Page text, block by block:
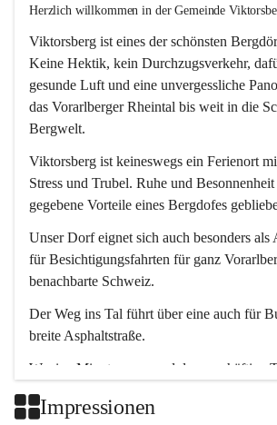
Herzlich willkommen in der Gemeinde
Viktorsberg ist eines der schönsten
Keine Hektik, kein Durchzugsverkehr,
gesunde Luft und eine unvergessliche
das Vorarlberger Rheintal bis weit in die
Bergwelt.
Viktorsberg ist keineswegs ein Ferienort
Stress und Trubel. Ruhe und
gegebene Vorteile eines Bergdofes
Unser Dorf eignet sich auch besonders als
für Besichtigungsfahrten für ganz
benachbarte Schweiz.
Der Weg ins Tal führt über eine auch für
breite Asphaltstraße.
Wenige Minuten nur, und das geschäftige
Impressionen